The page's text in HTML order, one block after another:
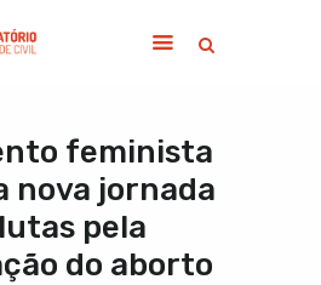
feminista
nova jornada
pela
do aborto